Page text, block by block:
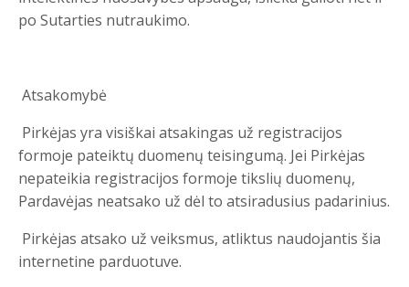
po Sutarties nutraukimo.
Atsakomybė
Pirkėjas yra visiškai atsakingas už registracijos
formoje pateiktų duomenų teisingumą. Jei Pirkėjas
nepateikia registracijos formoje tikslių duomenų,
Pardavėjas neatsako už dėl to atsiradusius padarinius.
Pirkėjas atsako už veiksmus, atliktus naudojantis šia
internetine parduotuve.